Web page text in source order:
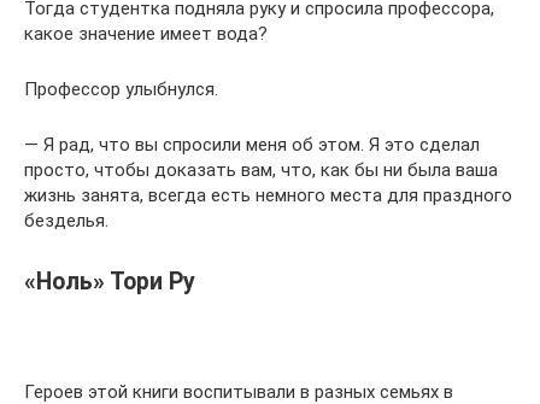
Тогда студентка подняла руку и спросила профессора,
какое значение имеет вода?
Профессор улыбнулся.
— Я рад, что вы спросили меня об этом. Я это сделал
просто, чтобы доказать вам, что, как бы ни была ваша
жизнь занята, всегда есть немного места для праздного
безделья.
«Ноль» Тори Ру
Героев этой книги воспитывали в разных семьях в